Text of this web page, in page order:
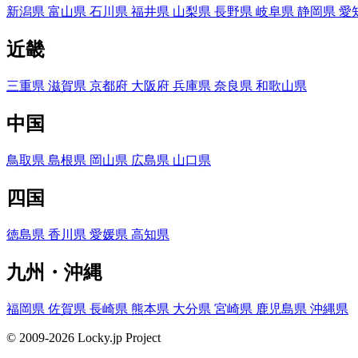
新潟県 富山県 石川県 福井県 山梨県 長野県 岐阜県 静岡県 愛
近畿
三重県 滋賀県 京都府 大阪府 兵庫県 奈良県 和歌山県
中国
鳥取県 島根県 岡山県 広島県 山口県
四国
徳島県 香川県 愛媛県 高知県
九州・沖縄
福岡県 佐賀県 長崎県 熊本県 大分県 宮崎県 鹿児島県 沖縄県
© 2009-2026 Locky.jp Project